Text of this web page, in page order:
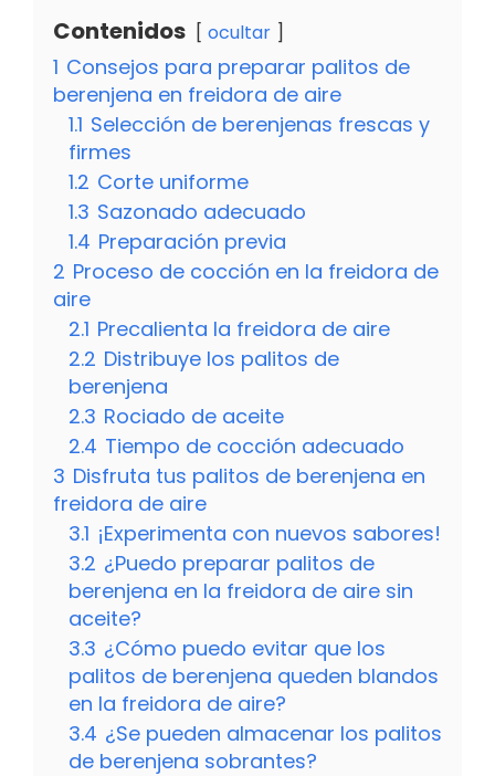
Contenidos ocultar
1 Consejos para preparar palitos de
berenjena en freidora de aire
1.1 Selección de berenjenas frescas y
firmes
1.2 Corte uniforme
1.3 Sazonado adecuado
1.4 Preparación previa
2 Proceso de cocción en la freidora de
aire
2.1 Precalienta la freidora de aire
2.2 Distribuye los palitos de
berenjena
2.3 Rociado de aceite
2.4 Tiempo de cocción adecuado
3 Disfruta tus palitos de berenjena en
freidora de aire
3.1 ¡Experimenta con nuevos sabores!
3.2 ¿Puedo preparar palitos de
berenjena en la freidora de aire sin
aceite?
3.3 ¿Cómo puedo evitar que los
palitos de berenjena queden blandos
en la freidora de aire?
3.4 ¿Se pueden almacenar los palitos
de berenjena sobrantes?